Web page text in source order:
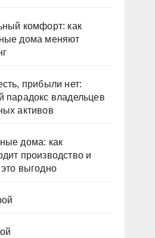
комфорт: как
дома меняют
прибыли нет:
парадокс владельцев
активов
дома: как
производство и
выгодно